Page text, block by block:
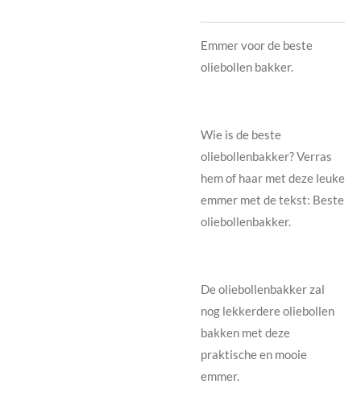
Emmer voor de beste
oliebollen bakker.
Wie is de beste
oliebollenbakker? Verras
hem of haar met deze leuke
emmer met de tekst: Beste
oliebollenbakker.
De oliebollenbakker zal
nog lekkerdere oliebollen
bakken met deze
praktische en mooie
emmer.